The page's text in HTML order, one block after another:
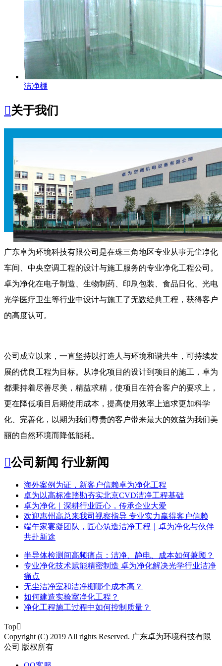
洁净棚
关于我们
广东卓为环境科技有限公司是在珠三角地区专业从事无尘净化
车间、中央空调工程的设计与施工服务的专业净化工程公司。
卓为净化在电子制造、生物制药、印刷包装、食品日化、光电
光学医疗卫生等行业中设计与施工了无数经典工程，获得客户
的高度认可。
公司成立以来，一直坚持以打造人与环境和谐共生，可持续发
展的优良工程为目标。从净化项目的设计到项目的施工，卓为
都秉持着尽善尽美，精益求精，使项目在符合客户的要求上，
更在降低项目后期使用成本，提高使用效率上追求更加科学
化、完善化，以期为我们尊贵的客户带来最大的效益为我们美
丽的自然环境而降低能耗。
公司新闻 行业新闻
​海外案例为证，新客户信赖卓为净化工程
​卓为以高标准踏勘夯实北京CVD洁净工程基础
卓为净化｜深耕行业匠心，传承企业大爱
​欢迎惠州高总来我司视察指导 专业实力赢得客户信赖
端午家宴凝团队，匠心筑造洁净工程｜卓为净化与伙伴
共赴新途
半导体检测间高频痛点：洁净、静电、成本如何兼顾？
专业净化技术赋能精密制造 卓为净化解决光学行业洁净
痛点
无尘洁净室和洁净棚哪个成本高？
如何建造实验室净化工程？
净化工程施工过程中如何控制质量？
Top
Copyright (C) 2019 All rights Reserved. 广东卓为环境科技有限
公司 版权所有